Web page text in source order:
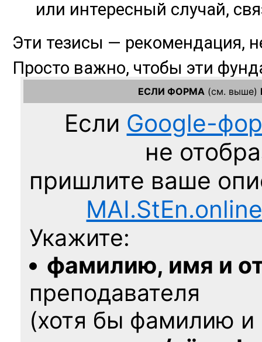
ЕСЛИ ФОРМА (см. выше)
Если Google-
не
пришлите ваше
Укажите:
фамилию, имя и
преподавателя
(хотя бы фамилию